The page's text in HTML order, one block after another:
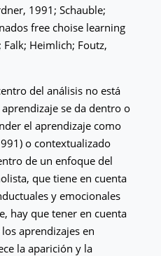
1991; Schauble;
free choise learning
Heimlich; Foutz,
del análisis no está
se da dentro o
el aprendizaje como
o contextualizado
de un enfoque del
que tiene en cuenta
y emocionales
hay que tener en cuenta
aprendizajes en
la aparición y la